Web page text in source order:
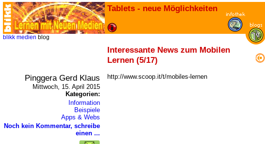
Tablets - neue Möglichkeiten
blikk medien blog
Interessante News zum Mobilen
Lernen (5/17)
Pinggera Gerd Klaus
Mittwoch, 15. April 2015
Kategorien:
Information
Beispiele
Apps & Webs
Noch kein Kommentar, schreibe
einen ...
http://www.scoop.it/t/mobiles-lernen